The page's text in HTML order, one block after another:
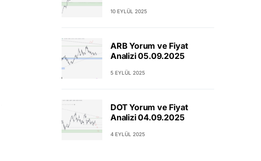
10 EYLÜL 2025
ARB Yorum ve Fiyat
Analizi 05.09.2025
5 EYLÜL 2025
DOT Yorum ve Fiyat
Analizi 04.09.2025
4 EYLÜL 2025